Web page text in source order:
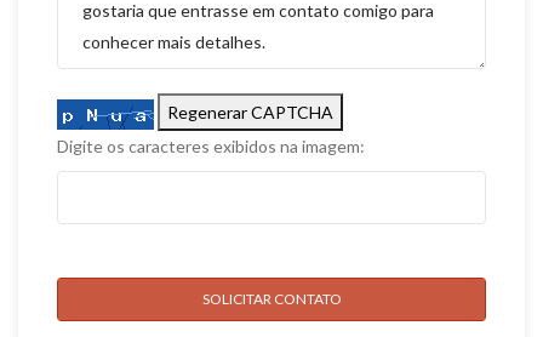
Regenerar CAPTCHA
Digite os caracteres exibidos na imagem:
SOLICITAR CONTATO